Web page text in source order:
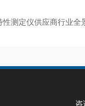
测定仪供应商行业全
咨